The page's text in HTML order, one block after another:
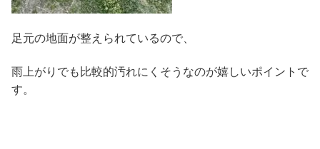
足元の地面が整えられているので、
雨上がりでも比較的汚れにくそうなのが嬉しいポイントで
す。